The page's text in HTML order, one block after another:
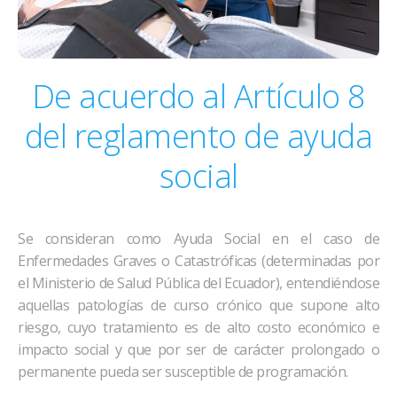
De acuerdo al Artículo 8
del reglamento de ayuda
social
Se consideran como Ayuda Social en el caso de
Enfermedades Graves o Catastróficas (determinadas por
el Ministerio de Salud Pública del Ecuador), entendiéndose
aquellas patologías de curso crónico que supone alto
riesgo, cuyo tratamiento es de alto costo económico e
impacto social y que por ser de carácter prolongado o
permanente pueda ser susceptible de programación.